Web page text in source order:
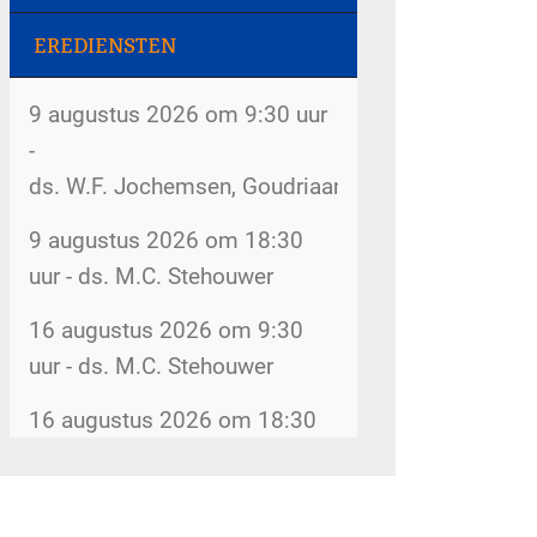
2026 Dorpsstraat 207
Rommelmarkt - 8 augustus
2026 Dorpsstraat 207
2026 kerk
Rommelmarkt - 12 augustus
2026 Dorpsstraat 207
Rommelmarkt - 14 augustus
2026 Dorpsstraat 207
Kopij kerkbode - 14 augustus
Gemeenteweekend - 31 juli
2026
juli 2026
Inventarisatie bijbelkringen -
29 juli 2026
Wijkindeling - 17 juli 2026
Omzien naar elkaar - 17 juli
2026
EREDIENSTEN
9 augustus 2026 om 9:30 uur
-
ds. W.F. Jochemsen, Goudriaan
9 augustus 2026 om 18:30
uur - ds. M.C. Stehouwer
16 augustus 2026 om 9:30
uur - ds. M.C. Stehouwer
16 augustus 2026 om 18:30